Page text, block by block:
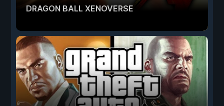
DRAGON BALL XENOVERSE